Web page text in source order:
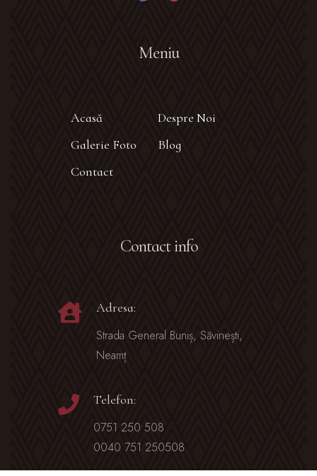
Meniu
Acasă
Despre Noi
Galerie Foto
Blog
Contact
Contact info
Adresa:
Strada General Buniș, Săvinești,
Neamț
Telefon:
0751 250 508
0040 751 250508